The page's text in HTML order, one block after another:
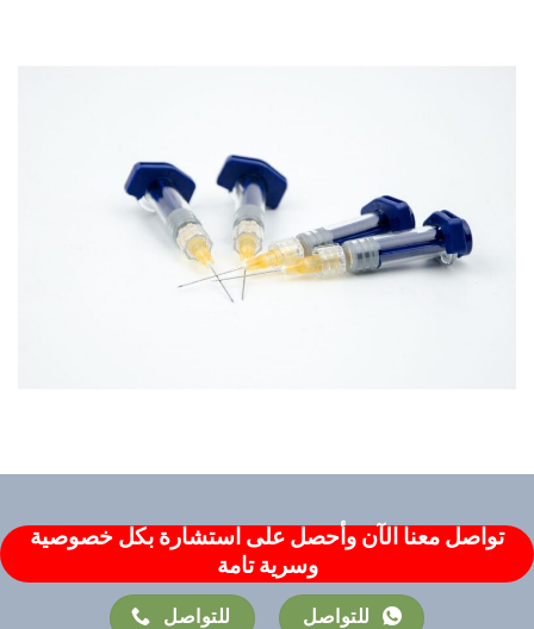
تواصل معنا الآن وأحصل على استشارة بكل خصوصية
وسرية تامة
للتواصل للتواصل